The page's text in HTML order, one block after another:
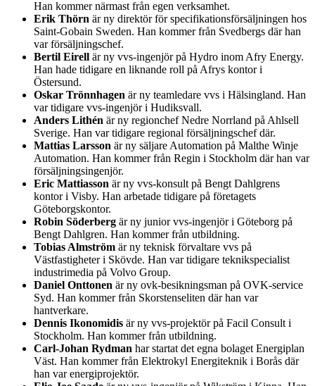
Han kommer närmast från egen verksamhet.
Erik Thörn är ny direktör för specifikationsförsäljningen hos
Saint-Gobain Sweden. Han kommer från Svedbergs där han
var försäljningschef.
Bertil Eirell är ny vvs-ingenjör på Hydro inom Afry Energy.
Han hade tidigare en liknande roll på Afrys kontor i
Östersund.
Oskar Trönnhagen är ny teamledare vvs i Hälsingland. Han
var tidigare vvs-ingenjör i Hudiksvall.
Anders Lithén är ny regionchef Nedre Norrland på Ahlsell
Sverige. Han var tidigare regional försäljningschef där.
Mattias Larsson är ny säljare Automation på Malthe Winje
Automation. Han kommer från Regin i Stockholm där han var
försäljningsingenjör.
Eric Mattiasson är ny vvs-konsult på Bengt Dahlgrens
kontor i Visby. Han arbetade tidigare på företagets
Göteborgskontor.
Robin Söderberg är ny junior vvs-ingenjör i Göteborg på
Bengt Dahlgren. Han kommer från utbildning.
Tobias Almström är ny teknisk förvaltare vvs på
Västfastigheter i Skövde. Han var tidigare teknikspecialist
industrimedia på Volvo Group.
Daniel Onttonen är ny ovk-besikningsman på OVK-service
Syd. Han kommer från Skorstenseliten där han var
hantverkare.
Dennis Ikonomidis är ny vvs-projektör på Facil Consult i
Stockholm. Han kommer från utbildning.
Carl-Johan Rydman har startat det egna bolaget Energiplan
Väst. Han kommer från Elektrokyl Energiteknik i Borås där
han var energiprojektör.